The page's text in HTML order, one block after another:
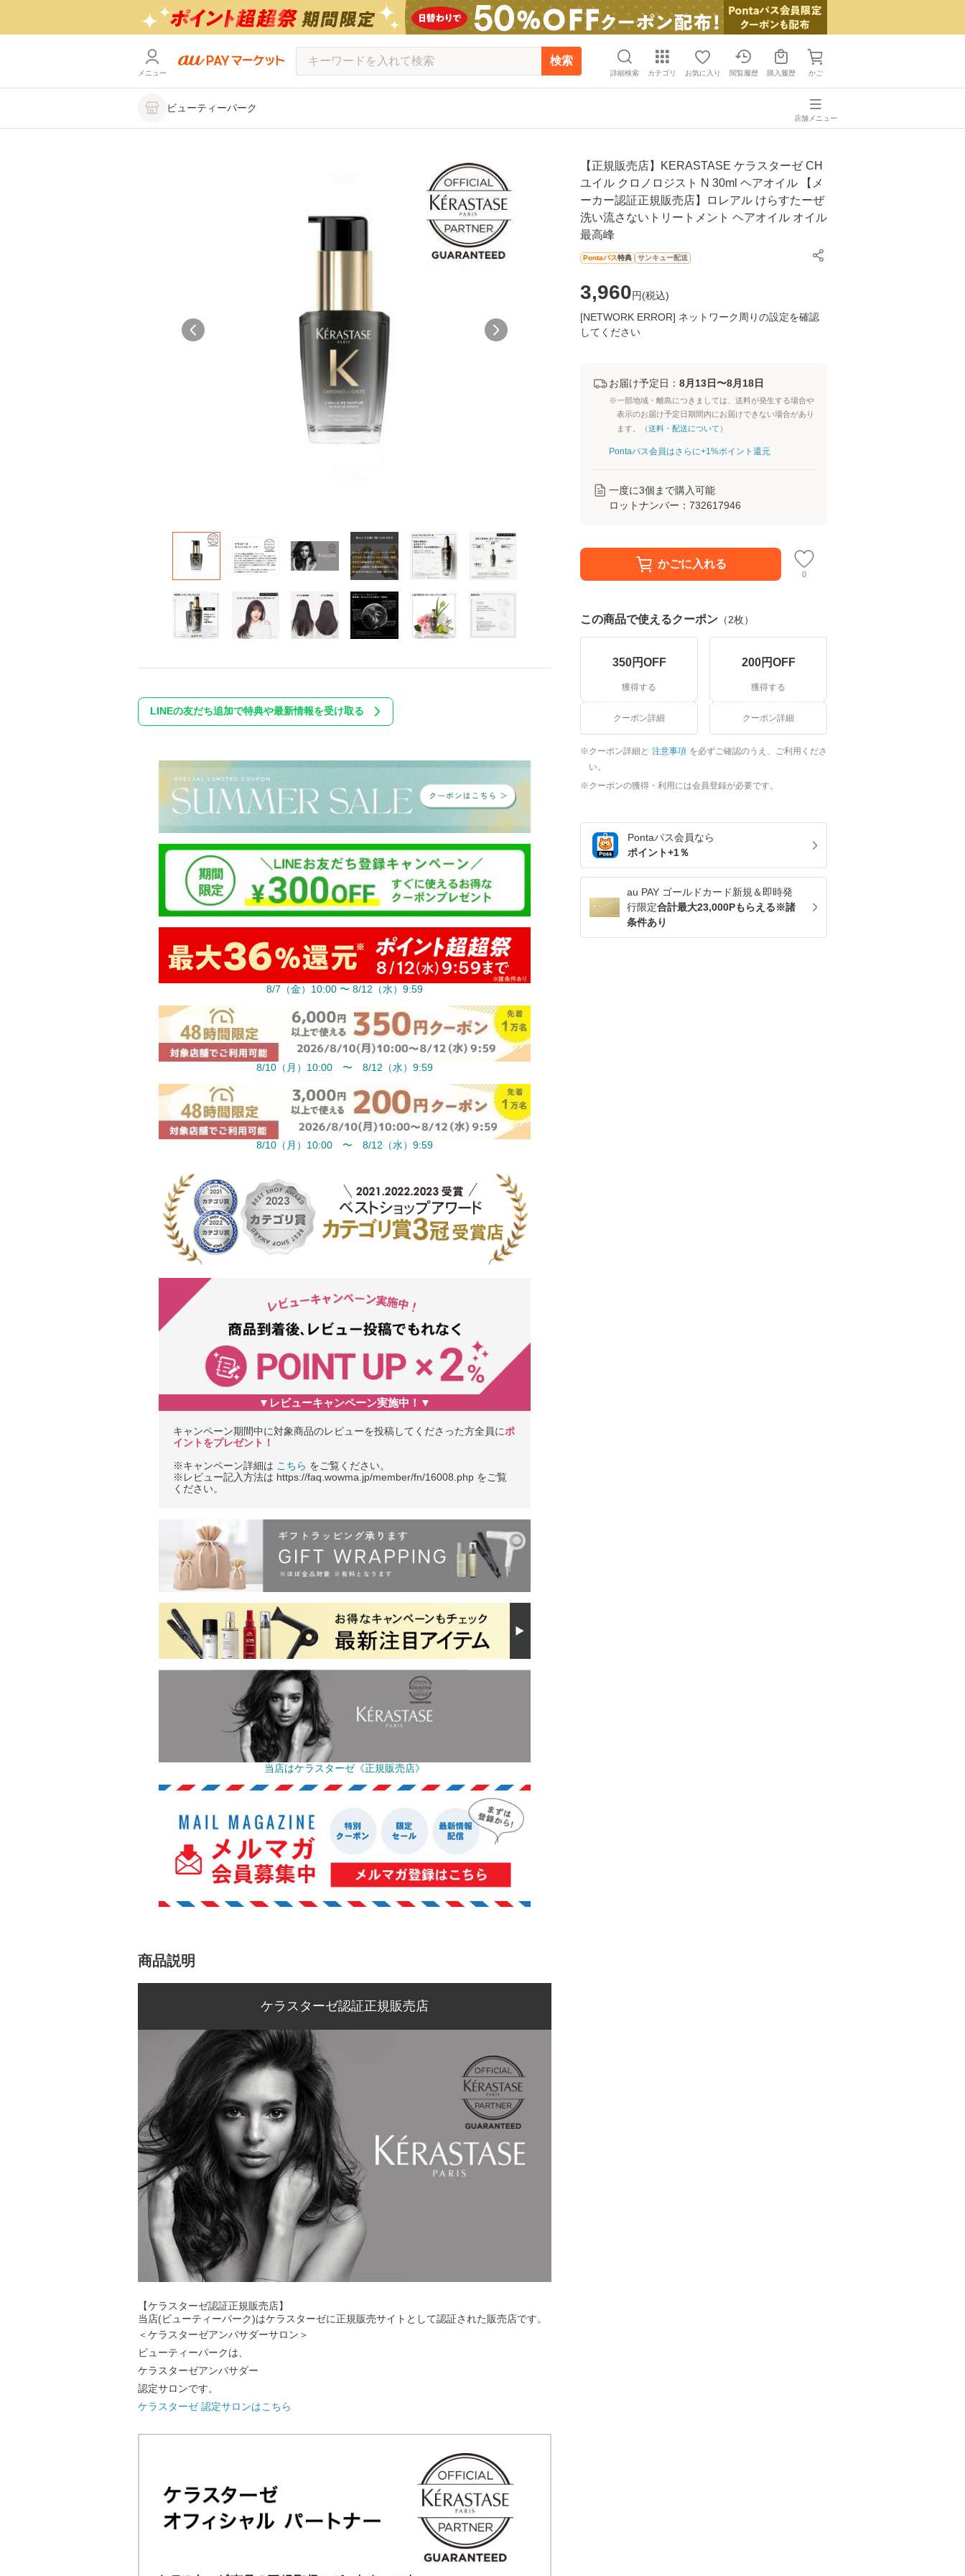
メニュー
検索
詳細検索 カテゴリ お気に入り 閲覧履歴 購入履歴 かご
ビューティーパーク
店舗メニュー
【正規販売店】KERASTASE ケラスターゼ CH
ユイル クロノロジスト N 30ml ヘアオイル 【メ
ーカー認証正規販売店】ロレアル けらすたーぜ
洗い流さないトリートメント ヘアオイル オイル
最高峰
Pontaパス特典 サンキュー配送
3,960円(税込)
[NETWORK ERROR] ネットワーク周りの設定を確認
してください
お届け予定日： 8月13日〜8月18日
※一部地域・離島につきましては、送料が発生する場合や
表示のお届け予定日期間内にお届けできない場合があり
ます。（送料・配送について ）
Pontaパス会員はさらに+1%ポイント還元
一度に3個まで購入可能
ロットナンバー： 732617946
かごに入れる
0
この商品で使えるクーポン （2枚）
350円OFF
獲得する
クーポン詳細
200円OFF
獲得する
クーポン詳細
クーポン詳細と 注意事項 を必ずご確認のうえ、ご利用くださ
い。
クーポンの獲得・利用には会員登録が必要です。
Pontaパス会員なら
ポイント+1％
au PAY ゴールドカード新規＆即時発
行限定合計最大23,000Pもらえる※諸
条件あり
LINEの友だち追加で特典や最新情報を受け取る
8/7（金）10:00 〜 8/12（水）9:59
8/10（月）10:00 〜 8/12（水）9:59
8/10（月）10:00 〜 8/12（水）9:59
▼レビューキャンペーン実施中！▼
キャンペーン期間中に対象商品のレビューを投稿してくださった方全員にポ
イントをプレゼント！
※キャンペーン詳細は こちら をご覧ください。
※レビュー記入方法は https://faq.wowma.jp/member/fn/16008.php をご覧
ください。
当店はケラスターゼ《正規販売店》
商品説明
ケラスターゼ認証正規販売店
【ケラスターゼ認証正規販売店】
当店(ビューティーパーク)はケラスターゼに正規販売サイトとして認証された販売店です。
＜ケラスターゼアンバサダーサロン＞
ビューティーパークは、
ケラスターゼアンバサダー
認定サロンです。
ケラスターゼ 認定サロンはこちら